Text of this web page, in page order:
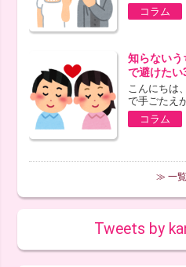
コラム
知らない
で避けた
こんにちは
で手ごたえ
コラム
≫ 一
Tweets by